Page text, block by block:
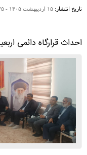
تاریخ انتشار: ۱۵ ارديبهشت ۱۴۰۵ - ۰۹:۳۵ -
احداث قرارگاه دائمی